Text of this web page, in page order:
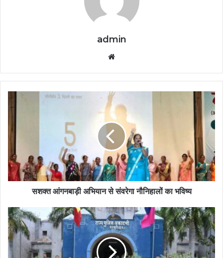
admin
सशक्त आंगनबाड़ी अभियान से संवरेगा नौनिहालों का भविष्य